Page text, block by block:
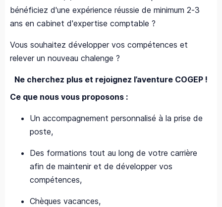
bénéficiez d'une expérience réussie de minimum 2-3
ans en cabinet d'expertise comptable ?
Vous souhaitez développer vos compétences et
relever un nouveau chalenge ?
Ne cherchez plus et rejoignez l’aventure COGEP !
Ce que nous vous proposons :
Un accompagnement personnalisé à la prise de
poste,
Des formations tout au long de votre carrière
afin de maintenir et de développer vos
compétences,
Chèques vacances,